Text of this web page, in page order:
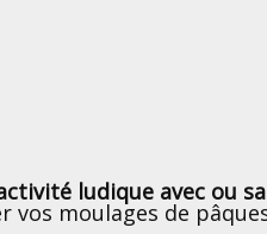
ludique avec ou
vos moulages de